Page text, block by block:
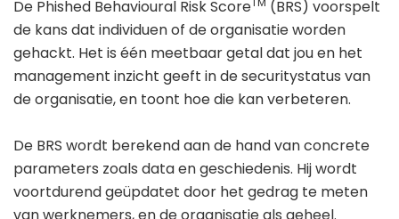
De Phished Behavioural Risk Score
(BRS) voorspelt
de kans dat individuen of de organisatie worden
gehackt. Het is één meetbaar getal dat jou en het
management inzicht geeft in de securitystatus van
de organisatie, en toont hoe die kan verbeteren.
De BRS wordt berekend aan de hand van concrete
parameters zoals data en geschiedenis. Hij wordt
voortdurend geüpdatet door het gedrag te meten
van werknemers, en de organisatie als geheel.